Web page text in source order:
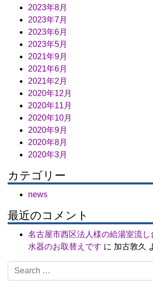
2023年8月
2023年7月
2023年6月
2023年5月
2021年9月
2021年6月
2021年2月
2020年12月
2020年11月
2020年10月
2020年9月
2020年8月
2020年3月
カテゴリー
news
最近のコメント
名古屋市西区法人様の給湯室流し
水器のお取替えです に 加古敦久
Search for: